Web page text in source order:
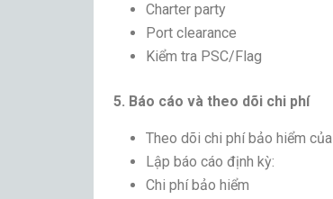
Charter party
Port clearance
Kiểm tra PSC/Flag
5. Báo cáo và theo dõi chi phí
Theo dõi chi phí bảo hiểm
Lập báo cáo định kỳ:
Chi phí bảo hiểm